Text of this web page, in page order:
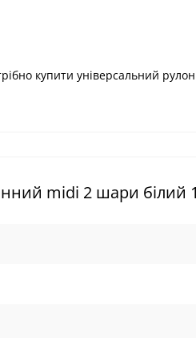
купити універсальний
midi 2 шари білий